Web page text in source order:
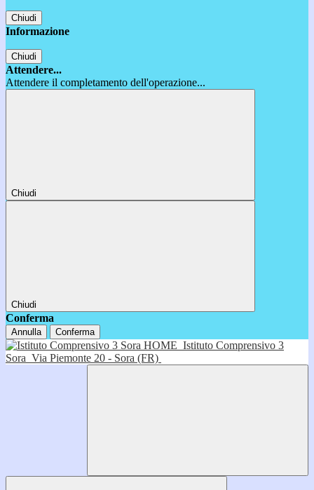
Chiudi
Informazione
Chiudi
Attendere...
Attendere il completamento dell'operazione...
Chiudi
Chiudi
Conferma
Annulla Conferma
HOME Istituto Comprensivo 3
Sora Via Piemonte 20 - Sora (FR)